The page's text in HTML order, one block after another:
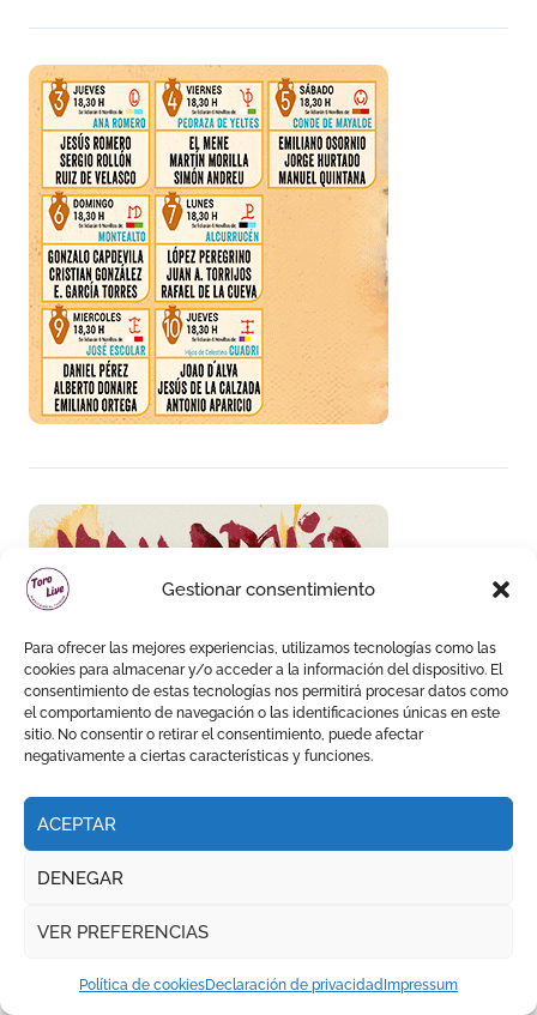
Gestionar consentimiento
Para ofrecer las mejores experiencias, utilizamos tecnologías como las
cookies para almacenar y/o acceder a la información del dispositivo. El
consentimiento de estas tecnologías nos permitirá procesar datos como
el comportamiento de navegación o las identificaciones únicas en este
sitio. No consentir o retirar el consentimiento, puede afectar
negativamente a ciertas características y funciones.
ACEPTAR
DENEGAR
VER PREFERENCIAS
Política de cookiesDeclaración de privacidad Impressum
Te has perdido